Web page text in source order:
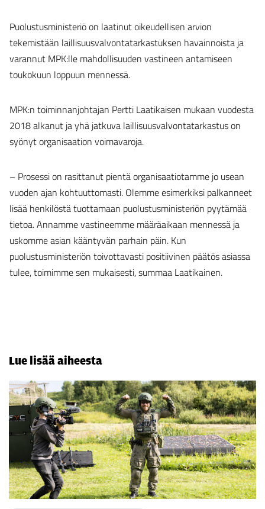
Puolustusministeriö on laatinut oikeudellisen arvion
tekemistään laillisuusvalvontatarkastuksen havainnoista ja
varannut MPK:lle mahdollisuuden vastineen antamiseen
toukokuun loppuun mennessä.
MPK:n toiminnanjohtajan Pertti Laatikaisen mukaan vuodesta
2018 alkanut ja yhä jatkuva laillisuusvalvontatarkastus on
syönyt organisaation voimavaroja.
– Prosessi on rasittanut pientä organisaatiotamme jo usean
vuoden ajan kohtuuttomasti. Olemme esimerkiksi palkanneet
lisää henkilöstä tuottamaan puolustusministeriön pyytämää
tietoa. Annamme vastineemme määräaikaan mennessä ja
uskomme asian kääntyvän parhain päin. Kun
puolustusministeriön toivottavasti positiivinen päätös asiassa
tulee, toimimme sen mukaisesti, summaa Laatikainen.
Lue lisää aiheesta